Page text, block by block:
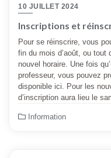
10 JUILLET 2024
Inscriptions et
Pour se réinscrire, vous
fin du mois d’août, ou tout
nouvel horaire. Une fois
professeur, vous pouvez
disponible ici. Pour les
d’inscription aura lieu le
Information